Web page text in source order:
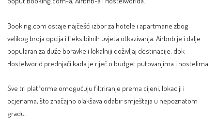
Booking.com ostaje najčešći izbor za hotele i apartmane zbog
velikog broja opcija i fleksibilnih uvjeta otkazivanja. Airbnb je i dalje
popularan za duže boravke i lokalniji doživljaj destinacije, dok
Hostelworld prednjači kada je riječ o budget putovanjima i hostelima.
Sve tri platforme omogućuju filtriranje prema cijeni, lokaciji i
ocjenama, što značajno olakšava odabir smještaja u nepoznatom
gradu.